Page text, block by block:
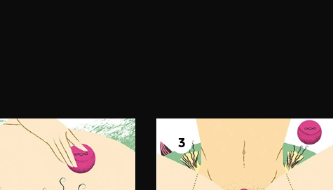
プ 2
ーに参加してもらう前
3
ステップ 3
浸る
一人でも、パートナーと一緒で